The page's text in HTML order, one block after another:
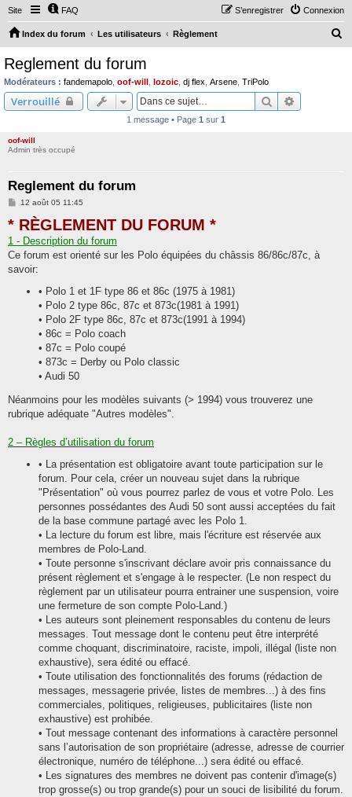
Site FAQ Connexion
S’enregistrer
Index du forum Les utilisateurs Règlement
Reglement du forum
Modérateurs : fandemapolo oof-will lozoic dj flex Arsene TriPolo
Verrouillé Rechercher
1 message • Page 1 sur 1
oof-will
Admin très occupé
Reglement du forum
M
s
s
g
e
12 août 05 11:45
* RÈGLEMENT DU FORUM *
1 - Description du forum
Ce forum est orienté sur les Polo équipées du châssis 86/86c/87c, à
savoir:
• Polo 1 et 1F type 86 et 86c (1975 à 1981)
• Polo 2 type 86c, 87c et 873c(1981 à 1991)
• Polo 2F type 86c, 87c et 873c(1991 à 1994)
• 86c = Polo coach
• 87c = Polo coupé
• 873c = Derby ou Polo classic
• Audi 50
Néanmoins pour les modèles suivants (> 1994) vous trouverez une
rubrique adéquate "Autres modèles".
2 – Règles d’utilisation du forum
• La présentation est obligatoire avant toute participation sur le
forum. Pour cela, créer un nouveau sujet dans la rubrique
"Présentation" où vous pourrez parlez de vous et votre Polo. Les
personnes possédantes des Audi 50 sont aussi acceptées du fait
de la base commune partagé avec les Polo 1.
• La lecture du forum est libre, mais l'écriture est réservée aux
membres de Polo-Land.
• Toute personne s'inscrivant déclare avoir pris connaissance du
présent règlement et s'engage à le respecter. (Le non respect du
règlement par un utilisateur pourra entrainer une suspension, voire
une fermeture de son compte Polo-Land.)
• Les auteurs sont pleinement responsables du contenu de leurs
messages. Tout message dont le contenu peut être interprété
comme choquant, discriminatoire, raciste, impoli, illégal (liste non
exhaustive), sera édité ou effacé.
• Toute utilisation des fonctionnalités des forums (rédaction de
messages, messagerie privée, listes de membres...) à des fins
commerciales, politiques, religieuses, publicitaires (liste non
exhaustive) est prohibée.
• Tout message contenant des informations à caractère personnel
sans l’autorisation de son propriétaire (adresse, adresse de courrier
électronique, numéro de téléphone...) sera édité ou effacé.
• Les signatures des membres ne doivent pas contenir d'image(s)
trop grosse(s) ou trop grande(s) pour un souci de lisibilité du forum.